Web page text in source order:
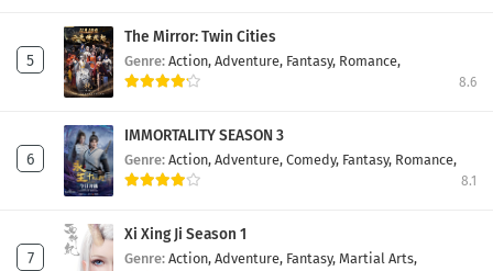
The Mirror: Twin Cities
Genre: Action, Adventure, Fantasy, Romance,
8.6
IMMORTALITY SEASON 3
Genre: Action, Adventure, Comedy, Fantasy, Romance,
8.1
Xi Xing Ji Season 1
Genre: Action, Adventure, Fantasy, Martial Arts,